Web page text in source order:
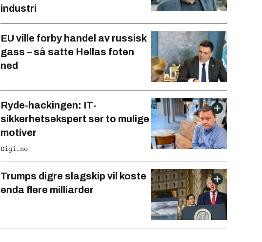
industri
EU ville forby handel av russisk
gass – så satte Hellas foten
ned
Ryde-hackingen: IT-
sikkerhetsekspert ser to mulige
motiver
Digi.no
Trumps digre slagskip vil koste
enda flere milliarder